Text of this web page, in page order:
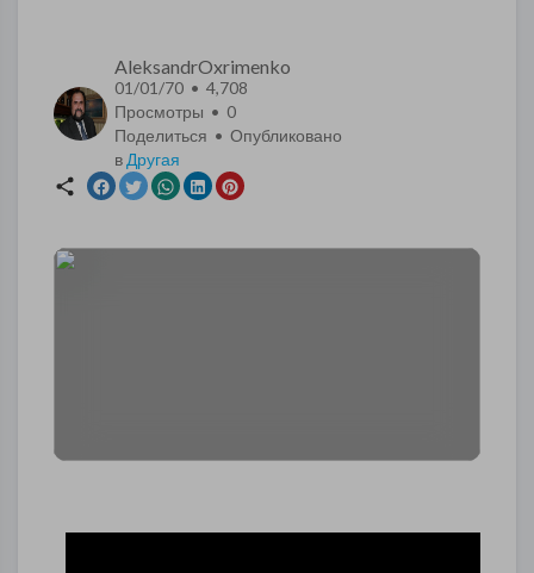
AleksandrOxrimenko
01/01/70 • 4,708
Просмотры • 0
Поделиться • Опубликовано
в Другая